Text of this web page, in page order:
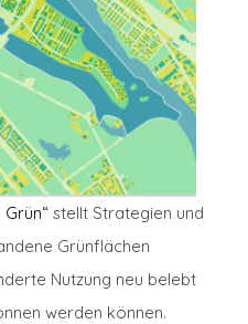
stellt Strategien und
Grünflächen
Nutzung neu belebt
werden können.